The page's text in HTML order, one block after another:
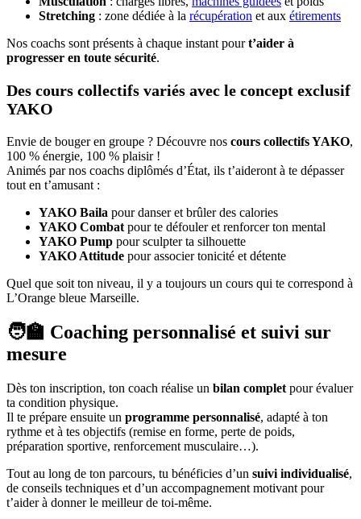
Stretching : zone dédiée à la récupération et aux étirements
Nos coachs sont présents à chaque instant pourt’aider à
progresser en toute sécurité.
Des cours collectifs variés avec le concept exclusif
YAKO
Envie de bouger en groupe ? Découvre nos cours collectifs YAKO,
100 % énergie, 100 % plaisir !
Animés par nos coachs diplômés d’État, ils t’aideront à te dépasser
tout en t’amusant :
YAKO Baila pour danser et brûler des calories
YAKO Combat pour te défouler et renforcer ton mental
YAKO Pump pour sculpter ta silhouette
YAKO Attitude pour associer tonicité et détente
Quel que soit ton niveau, il y a toujours un cours qui te correspond à
L’Orange bleue Marseille.
🧑‍🏫 Coaching personnalisé et suivi sur
mesure
Dès ton inscription, ton coach réalise un bilan complet pour évaluer
ta condition physique.
Il te prépare ensuite un programme personnalisé, adapté à ton
rythme et à tes objectifs (remise en forme, perte de poids,
préparation sportive, renforcement musculaire…).
Tout au long de ton parcours, tu bénéficies d’un suivi individualisé,
de conseils techniques et d’un accompagnement motivant pour
t’aider à donner le meilleur de toi-même.